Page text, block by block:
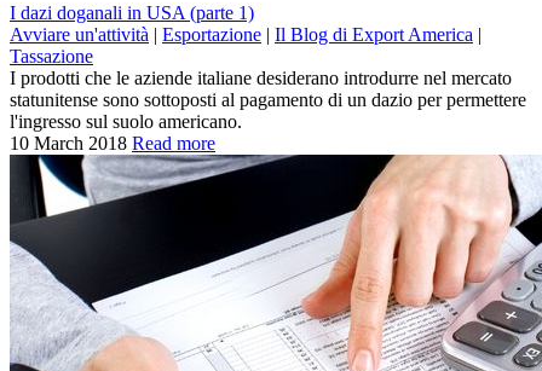
I dazi doganali in USA (parte 1)
Avviare un'attività | Esportazione | Il Blog di Export America |
Tassazione
I prodotti che le aziende italiane desiderano introdurre nel mercato
statunitense sono sottoposti al pagamento di un dazio per permettere
l'ingresso sul suolo americano.
10 March 2018 Read more